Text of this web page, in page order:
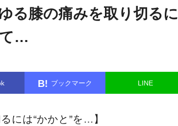
る膝の痛みを取り切るに
て…
B! ブックマーク LINE
には“かかと”を…】